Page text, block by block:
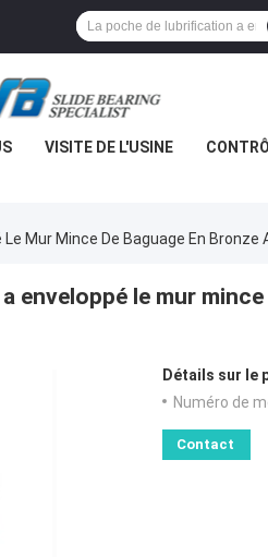
VISITE DE L'USINE
Le Mur Mince De Baguage En
enveloppé le mur
Détails sur le
Numéro de
Contact